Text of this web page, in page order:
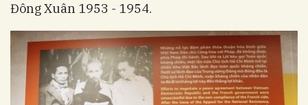
Đông Xuân 1953 - 1954.